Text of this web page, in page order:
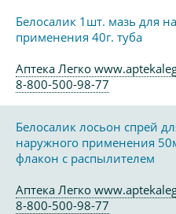
Белосалик 1шт. мазь для
применения 40г. туба
Аптека Легко
8-800-500-98-77
Белосалик лосьон спрей
наружного применения
флакон с распылителем
Аптека Легко
8-800-500-98-77